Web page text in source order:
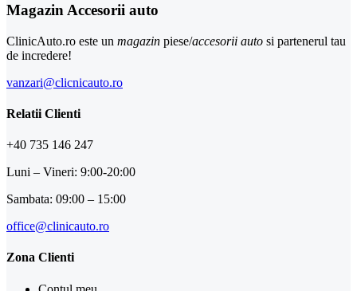
Magazin Accesorii auto
ClinicAuto.ro este un magazin piese/accesorii auto si partenerul tau
de incredere!
vanzari@clicnicauto.ro
Relatii Clienti
+40 735 146 247
Luni – Vineri: 9:00-20:00
Sambata: 09:00 – 15:00
office@clinicauto.ro
Zona Clienti